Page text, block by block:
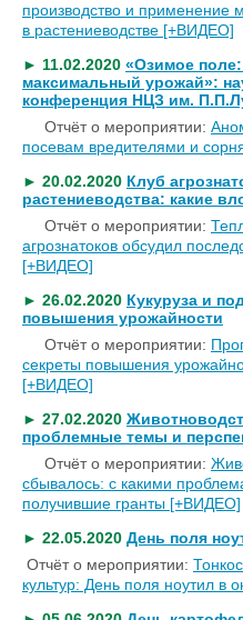
производство и применение
в растениеводстве [+ВИДЕО]
► 11.02.2020 «Озимое
максимальный урожай»:
конференция НЦЗ им.
Отчёт о мероприятии:
посевам вредителями и
► 20.02.2020 Клуб
растениеводства: какие
Отчёт о мероприятии:
агрознатоков обсудил
[+ВИДЕО]
► 26.02.2020 Кукуруза и
повышения урожайности
Отчёт о мероприятии:
секреты повышения
[+ВИДЕО]
► 27.02.2020
проблемные темы и
Отчёт о мероприятии:
сбывалось: с какими
получившие гранты [+ВИДЕО]
► 22.05.2020 День поля
Отчёт о мероприятии:
культур: День поля ноутил